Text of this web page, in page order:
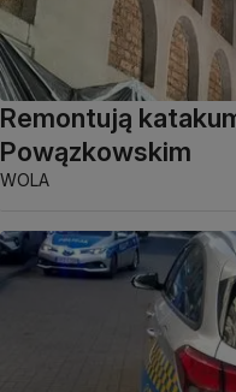
Remontują
Powązkowskim
WOLA